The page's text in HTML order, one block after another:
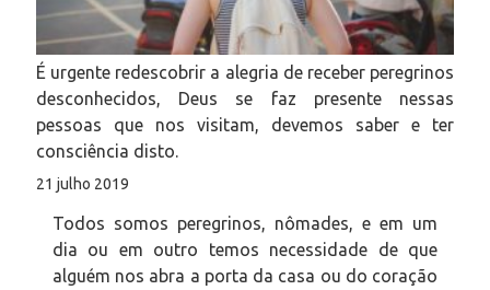
É urgente redescobrir a alegria de receber peregrinos
desconhecidos, Deus se faz presente nessas
pessoas que nos visitam, devemos saber e ter
consciência disto.
21 julho 2019
Todos somos peregrinos, nômades, e em um
dia ou em outro temos necessidade de que
alguém nos abra a porta da casa ou do coração